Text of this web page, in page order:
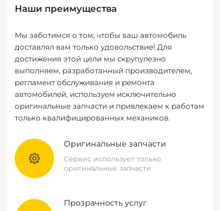
Наши преимущества
Мы заботимся о том, чтобы ваш автомобиль
доставлял вам только удовольствие! Для
достижения этой цели мы скрупулезно
выполняем, разработанный производителем,
регламент обслуживания и ремонта
автомобилей, используем исключительно
оригинальные запчасти и привлекаем к работам
только квалифицированных механиков.
Оригинальные запчасти
Сервис использует только
оригинальные запчасти
Прозрачность услуг